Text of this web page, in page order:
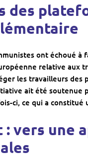
des
ont échoué
relative aux
les travailleurs des
ait été soutenue
ci, ce qui a
: vers une